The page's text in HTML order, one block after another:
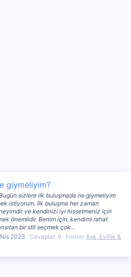
giymeliyim?
sizlere ilk buluşmada ne giymeliyim
istiyorum. İlk buluşma her zaman
ve kendinizi iyi hissetmeniz için
önemlidir. Benim için, kendimi rahat
bir stil seçmek çok...
2023 Cevaplar: 6 Forum: Aşk, Evlilik &